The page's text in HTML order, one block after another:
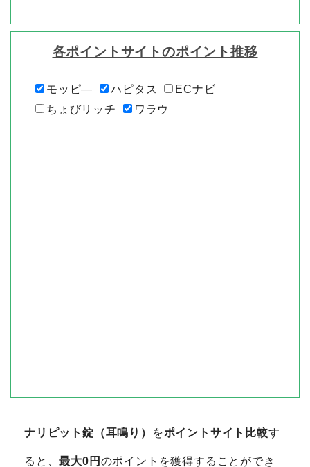
各ポイントサイトのポイント推移
モッピ― ハピタス
ECナビ
ちょびリッチ
ワラウ
ナリピット錠（耳鳴り） をポイントサイト比較す
ると、最大0円 のポイントを獲得することができ